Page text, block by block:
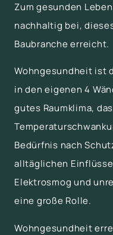
Zum gesunden
nachhaltig bei,
Baubranche erreicht.
Wohngesundheit ist
in den eigenen 4
gutes Raumklima,
Bedürfnis nach
alltäglichen
Elektrosmog und
eine große Rolle.
Wohngesundheit